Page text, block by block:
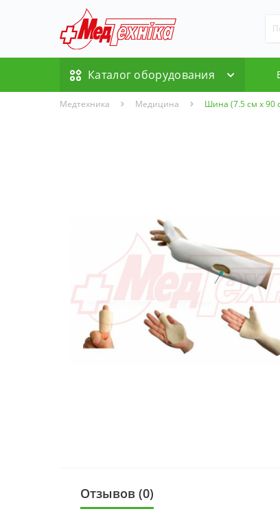
Каталог оборудования
Медтехника Медицина Шина (7.5 см x 90
Отзывов (0)